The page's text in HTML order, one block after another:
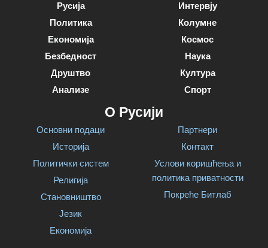
Русија
Политика
Економија
Безбедност
Друштво
Анализе
Интервју
Колумне
Космос
Наука
Култура
Спорт
О Русији
Основни подаци
Историја
Политички систем
Религија
Становништво
Језик
Економија
Партнери
Контакт
Услови коришћења и
политика приватности
Покреће Битлаб